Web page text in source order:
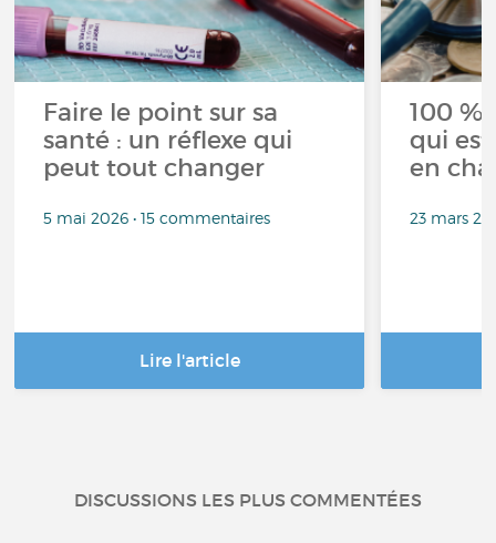
Faire le point sur sa
santé : un réflexe qui
peut tout changer
5 mai 2026 • 15 commentaires
Lire l'article
100 %
qui
en
23 mars
DISCUSSIONS LES PLUS COMMENTÉES